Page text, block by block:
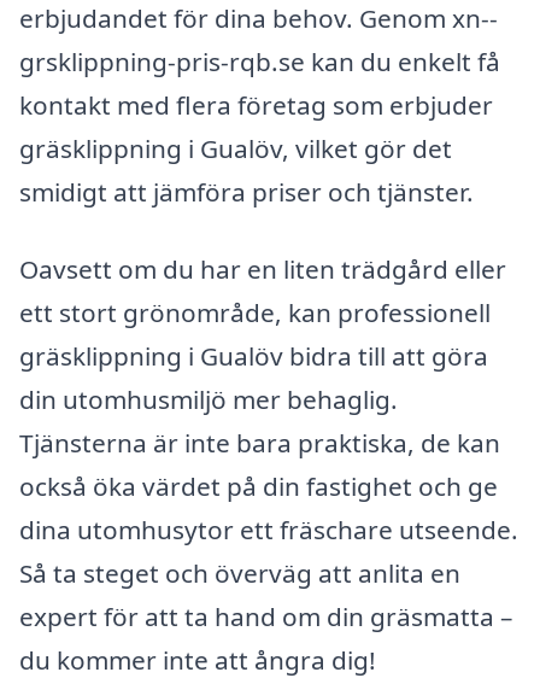
erbjudandet för dina behov. Genom xn--
grsklippning-pris-rqb.se kan du enkelt få
kontakt med flera företag som erbjuder
gräsklippning i Gualöv, vilket gör det
smidigt att jämföra priser och tjänster.
Oavsett om du har en liten trädgård eller
ett stort grönområde, kan professionell
gräsklippning i Gualöv bidra till att göra
din utomhusmiljö mer behaglig.
Tjänsterna är inte bara praktiska, de kan
också öka värdet på din fastighet och ge
dina utomhusytor ett fräschare utseende.
Så ta steget och överväg att anlita en
expert för att ta hand om din gräsmatta –
du kommer inte att ångra dig!